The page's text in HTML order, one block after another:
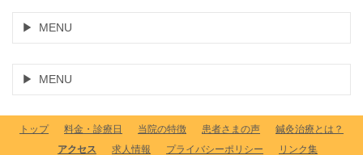
MENU
MENU
トップ 料金・診療日 当院の特徴 患者さまの声
鍼灸治療とは？
アクセス
求人情報 プライバシーポリシー リンク集